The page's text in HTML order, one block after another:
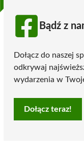
Bądź z
Dołącz do naszej
odkrywaj
wydarzenia w
Dołącz teraz!